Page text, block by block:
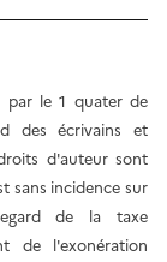
par le 1 quater de
des écrivains et
d'auteur sont
sans incidence sur
de la taxe
de l'exonération